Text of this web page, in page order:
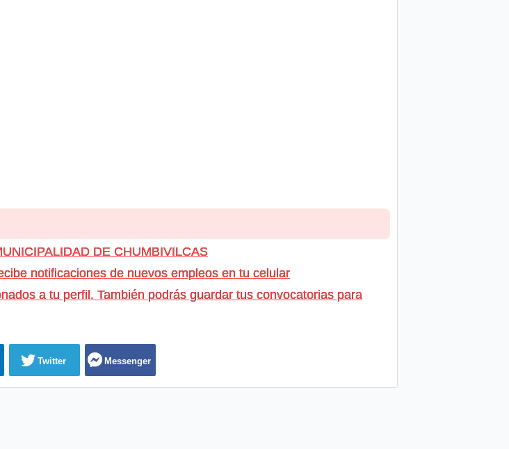
DE CHUMBIVILCAS
notificaciones de nuevos empleos en tu celular
a tu perfil. También podrás guardar tus convocatorias para
Twitter Messenger